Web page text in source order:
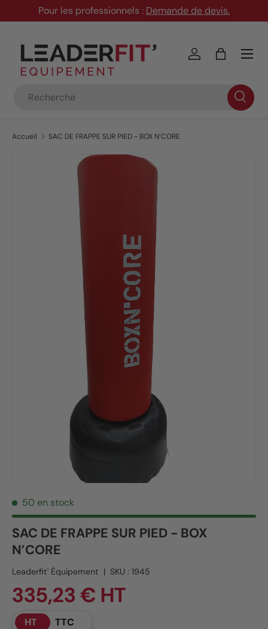
Aller au contenu
Pour les professionnels : Demande de devis.
Se connecter
Panier
Menu
Accueil SAC DE FRAPPE SUR PIED - BOX N’CORE
Passer aux informations produits
50 en stock
SAC DE FRAPPE SUR PIED - BOX
N’CORE
Leaderfit' Équipement | SKU : 1945
335,23 € HT
HT TTC